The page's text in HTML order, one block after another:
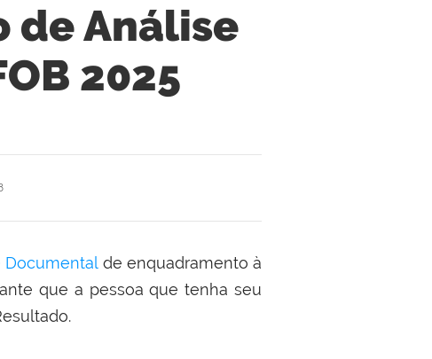
de Análise
2025
Documentalde enquadramento à
que a pessoa que tenha seu